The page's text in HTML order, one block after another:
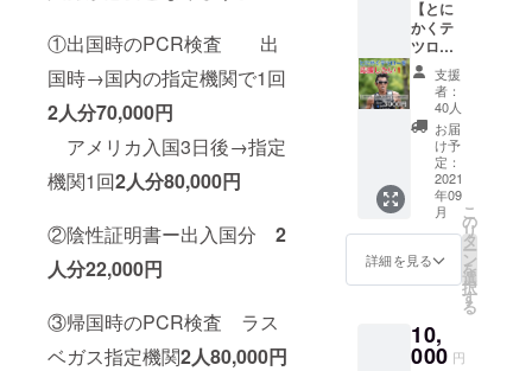
①出国時のPCR検査 出
国時→国内の指定機関で1回
2人分70,000円
アメリカ入国3日後→指定
機関1回2人分80,000円
②陰性証明書ー出入国分 2
人分22,000円
③帰国時のPCR検査 ラス
ベガス指定機関2人80,000円
界5位2回、6
位１回と
ワールドク
ラスで実績
を残す。
2015年8月に
20年働いた
三原市役所
を退職し、
プロトライ
アスリート
を目指し進
せて全
力でテ
ツロー
が前進
しま
す。 ス
ポン
サー枠
である
自転車
への
ネーム
プロト
ライア
とって
心強い
を！魂
にス
イッチ
を！」
入れる
動画
メッ
セージ
を大会
前に
（大会
後？）
お送り
いたし
□大会は
9月
17~18
メリカ
ユタ州
での大
会で走
りた
い！」
テツ
ローの
想いか
ら、 支
援くだ
さった
あなた
のお名
界大会
へ挑み
【とに
かくテ
ツロー
を応援
した
い！&お
礼メッ
セージ
動画】
49歳
のチャ
レンジ
をただ
応援し
たい！
へテツ
ローよ
支援
者：
40人
お届
け予
定：
2021
年09
月
詳細を見る
こ
の
リ
タ
ー
ン
を
選
択
す
る
10,
000 円